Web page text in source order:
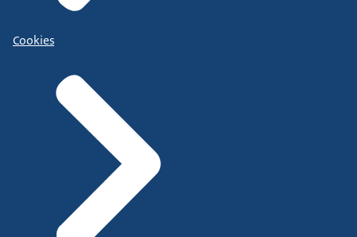
Cookies